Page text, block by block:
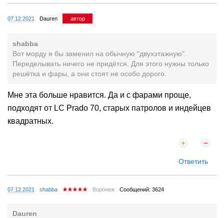
07.12.2021 Dauren автор
shabba
Вот морду я бы заменил на обычную "двухэтажную".
Переделывать ничего не придётся. Для этого нужны только
решётка и фары, а они стоят не особо дорого.
Мне эта больше нравится. Да и с фарами проще,
подходят от LC Prado 70, старых патролов и индейцев
квадратных.
Ответить
07.12.2021 shabba Воронеж Сообщений: 3624
Dauren